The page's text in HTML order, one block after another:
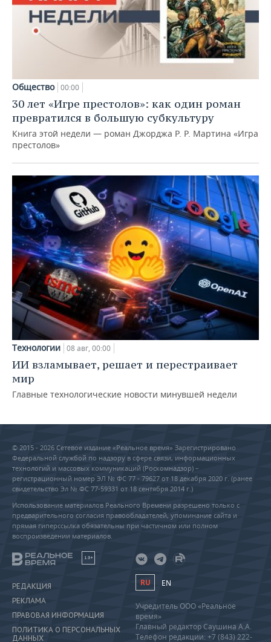
Общество 00:00
30 лет «Игре престолов»: как один роман
превратился в большую субкультуру
Книга этой недели — роман Джорджа Р. Р. Мартина «Игра
престолов»
Технологии 08 авг, 00:00
ИИ взламывает, решает и перестраивает
мир
Главные технологические новости минувшей недели
© 2015 - 2026 Сетевое издание «Реальное время» Зарегистрировано
Федеральной службой по надзору в сфере связи, информационных
технологий и массовых коммуникаций (Роскомнадзор) –
регистрационный номер ЭЛ № ФС 77 - 79627 от 18 декабря 2020 г. (ранее
свидетельство Эл № ФС 77-59331 от 18 сентября 2014 г.)
Использование материалов Реального Времени разрешено только с
предварительного согласия правообладателей, упоминание сайта и
прямая гиперссылка обязательны при частичном или полном
воспроизведении материалов.
18+
РЕДАКЦИЯ
РЕКЛАМА
ПРАВОВАЯ ИНФОРМАЦИЯ
ПОЛИТИКА О ПЕРСОНАЛЬНЫХ
ДАННЫХ
RU EN
Учредитель ООО «Реальное
время»
Главный редактор Саушина А.А.
Телефон редакции: +7 (843) 222-